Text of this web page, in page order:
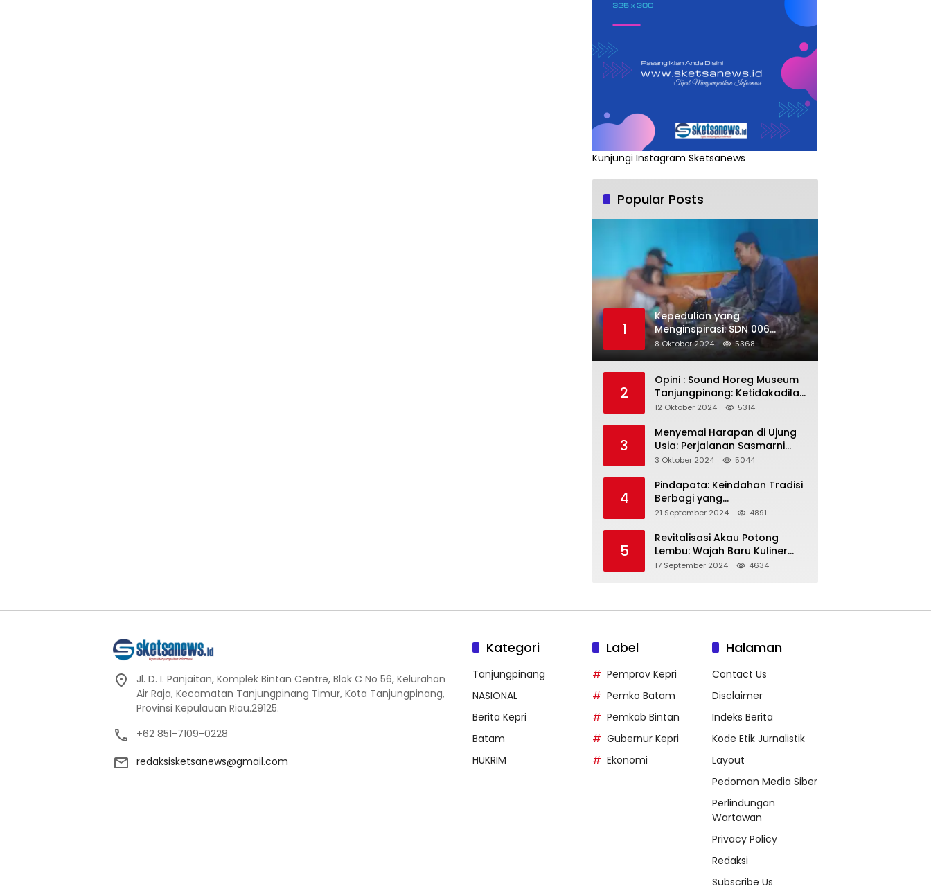
Kunjungi Instagram Sketsanews
Popular Posts
1
Kepedulian yang
Menginspirasi: SDN 006
Merawang Gelar Program
“Berbagi Segenggam Beras”
8 Oktober 2024 5368
2
Opini : Sound Horeg Museum
Tanjungpinang: Ketidakadilan
dalam Representasi
12 Oktober 2024 5314
3
Menyemai Harapan di Ujung
Usia: Perjalanan Sasmarni
dalam Menyentuh Hati dan
3 Oktober 2024 5044
4
Pindapata: Keindahan Tradisi
Berbagi yang
Menghubungkan Umat dalam
Kebersamaan dalam Agama
Buddha
21 September 2024 4891
5
Revitalisasi Akau Potong
Lembu: Wajah Baru Kuliner
Legendaris Tanjungpinang
17 September 2024 4634
Jl. D. I. Panjaitan, Komplek Bintan Centre, Blok C No 56, Kelurahan
Air Raja, Kecamatan Tanjungpinang Timur, Kota Tanjungpinang,
Provinsi Kepulauan Riau.29125.
+62 851-7109-0228
redaksisketsanews@gmail.com
Kategori
Tanjungpinang
NASIONAL
Berita Kepri
Batam
HUKRIM
Label
Pemprov Kepri
Pemko Batam
Pemkab Bintan
Gubernur Kepri
Ekonomi
Halaman
Contact Us
Disclaimer
Indeks Berita
Kode Etik Jurnalistik
Layout
Pedoman Media Siber
Perlindungan
Wartawan
Privacy Policy
Redaksi
Subscribe Us